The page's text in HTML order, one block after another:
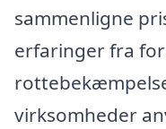
sammenligne
erfaringer fra
virksomheder